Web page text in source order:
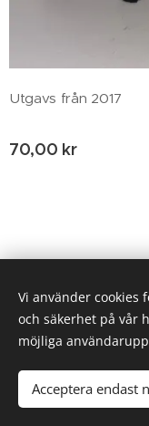
Utgavs från 2017
70,00 kr
© 2020 Birgitta
Vi använder cookies
och säkerhet på vår
möjliga
Acceptera endast